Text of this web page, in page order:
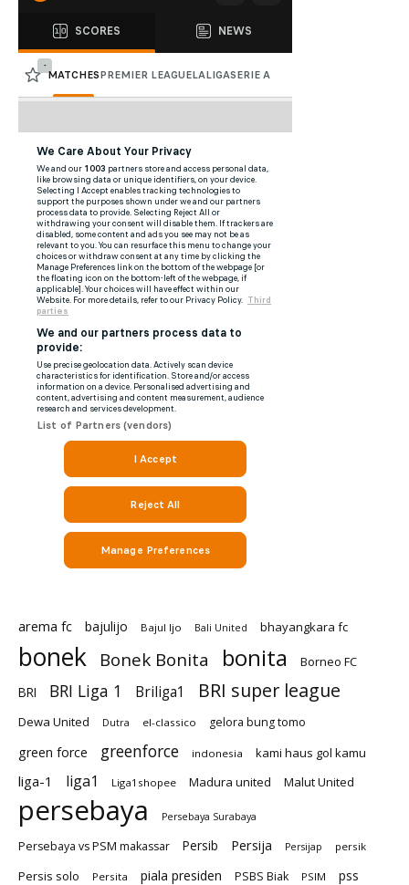
arema fc bajulijo Bajul Ijo Bali United bhayangkara fc
bonek Bonek Bonita bonita
Borneo FC
BRI
BRI Liga 1 Briliga1 BRI super league
Dewa United Dutra el-classico gelora bung tomo
green force greenforce indonesia kami haus gol kamu
liga-1 liga1 Liga1shopee Madura united Malut United
persebaya Persebaya Surabaya
Persebaya vs PSM makassar Persib Persija Persijap persik
Persis solo Persita piala presiden PSBS Biak PSIM pss